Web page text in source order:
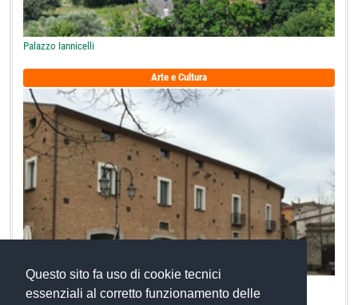
Questo sito fa uso di cookie tecnici
essenziali al corretto funzionamento delle
Palazzo Iannicelli
Arte e Cultura
Palazzo di Lorenzo